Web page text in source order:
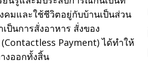
คมและใช้ชีวิตอยู่กับบ้านเป็นส่วน
ป็นการสั่งอาหาร สั่งของ
Payment) ได้ทำให้
งออกทั้งสิ้น